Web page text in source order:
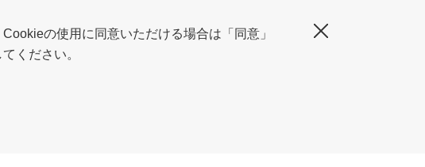
の使用に同意いただける場合は「同意」
ください。